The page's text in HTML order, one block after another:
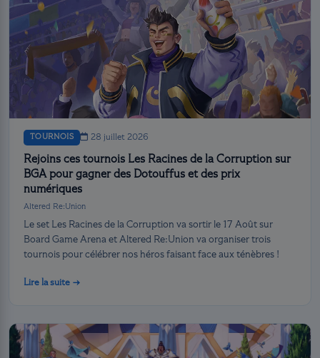
TOURNOIS 28 juillet 2026
Rejoins ces tournois Les Racines de la Corruption sur
BGA pour gagner des Dotouffus et des prix
numériques
Altered Re:Union
Le set Les Racines de la Corruption va sortir le 17 Août sur
Board Game Arena et Altered Re:Union va organiser trois
tournois pour célébrer nos héros faisant face aux ténèbres !
Lire la suite →